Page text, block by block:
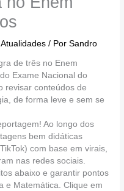
/ PorSandro
de três no Enem
Exame Nacional do
revisar conteúdos de
de forma leve e sem se
Ao longo dos
bem didáticas
com base em virais,
nas redes sociais.
abaixo e garantir pontos
e Matemática. Clique em